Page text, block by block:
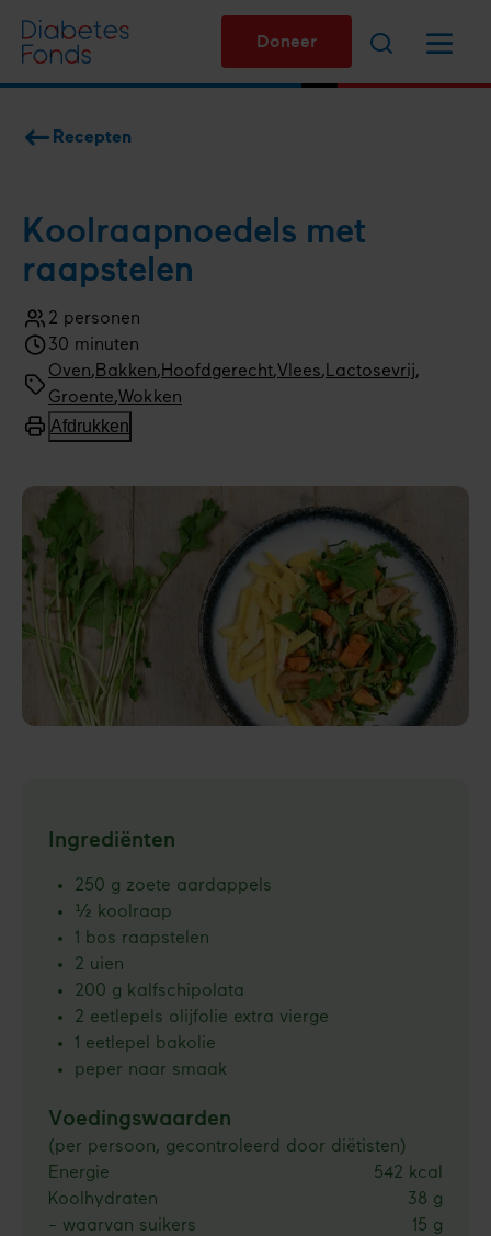
naar
de
gaan
Doneer
Recepten
Koolraap­noedels met
raapstelen
Aantal
personen
2 personen
Kooktijd
30 minuten
Bereidingswijze
Oven,Bakken Menugang
Hoofdgerecht Soort
Vlees,Lactosevrij
Type
gerecht
Groente,Wokken
Afdrukken
Ingrediënten
250 g zoete aardappels
½ koolraap
1 bos raapstelen
2 uien
200 g kalfschipolata
2 eetlepels olijfolie extra vierge
1 eetlepel bakolie
peper naar smaak
Voedingswaarden
(per persoon, gecontroleerd door diëtisten)
Energie
542 kcal
Koolhydraten
38 g
- waarvan suikers
15 g